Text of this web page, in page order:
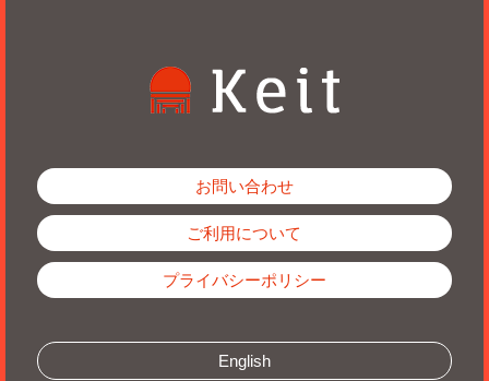
お問い合わせ
ご利用について
プライバシーポリシー
English